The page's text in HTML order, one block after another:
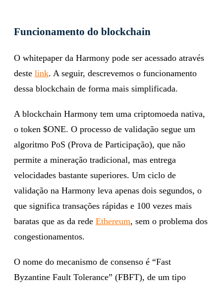
Funcionamento do blockchain
O whitepaper da Harmony pode ser acessado através
deste link. A seguir, descrevemos o funcionamento
dessa blockchain de forma mais simplificada.
A blockchain Harmony tem uma criptomoeda nativa,
o token $ONE. O processo de validação segue um
algoritmo PoS (Prova de Participação), que não
permite a mineração tradicional, mas entrega
velocidades bastante superiores. Um ciclo de
validação na Harmony leva apenas dois segundos, o
que significa transações rápidas e 100 vezes mais
baratas que as da rede Ethereum, sem o problema dos
congestionamentos.
O nome do mecanismo de consenso é “Fast
Byzantine Fault Tolerance” (FBFT), de um tipo